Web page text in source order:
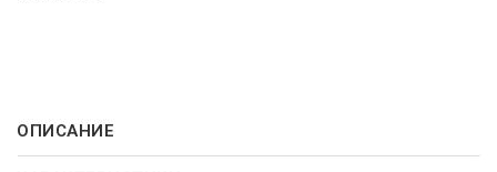
ОПИСАНИЕ